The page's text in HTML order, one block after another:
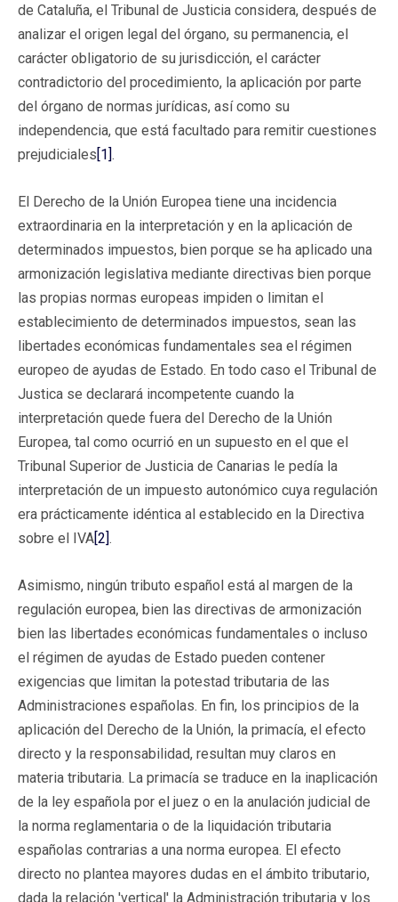
de Cataluña, el Tribunal de Justicia considera, después de
analizar el origen legal del órgano, su permanencia, el
carácter obligatorio de su jurisdicción, el carácter
contradictorio del procedimiento, la aplicación por parte
del órgano de normas jurídicas, así como su
independencia, que está facultado para remitir cuestiones
prejudiciales[1].
El Derecho de la Unión Europea tiene una incidencia
extraordinaria en la interpretación y en la aplicación de
determinados impuestos, bien porque se ha aplicado una
armonización legislativa mediante directivas bien porque
las propias normas europeas impiden o limitan el
establecimiento de determinados impuestos, sean las
libertades económicas fundamentales sea el régimen
europeo de ayudas de Estado. En todo caso el Tribunal de
Justica se declarará incompetente cuando la
interpretación quede fuera del Derecho de la Unión
Europea, tal como ocurrió en un supuesto en el que el
Tribunal Superior de Justicia de Canarias le pedía la
interpretación de un impuesto autonómico cuya regulación
era prácticamente idéntica al establecido en la Directiva
sobre el IVA[2].
Asimismo, ningún tributo español está al margen de la
regulación europea, bien las directivas de armonización
bien las libertades económicas fundamentales o incluso
el régimen de ayudas de Estado pueden contener
exigencias que limitan la potestad tributaria de las
Administraciones españolas. En fin, los principios de la
aplicación del Derecho de la Unión, la primacía, el efecto
directo y la responsabilidad, resultan muy claros en
materia tributaria. La primacía se traduce en la inaplicación
de la ley española por el juez o en la anulación judicial de
la norma reglamentaria o de la liquidación tributaria
españolas contrarias a una norma europea. El efecto
directo no plantea mayores dudas en el ámbito tributario,
dada la relación 'vertical' la Administración tributaria y los